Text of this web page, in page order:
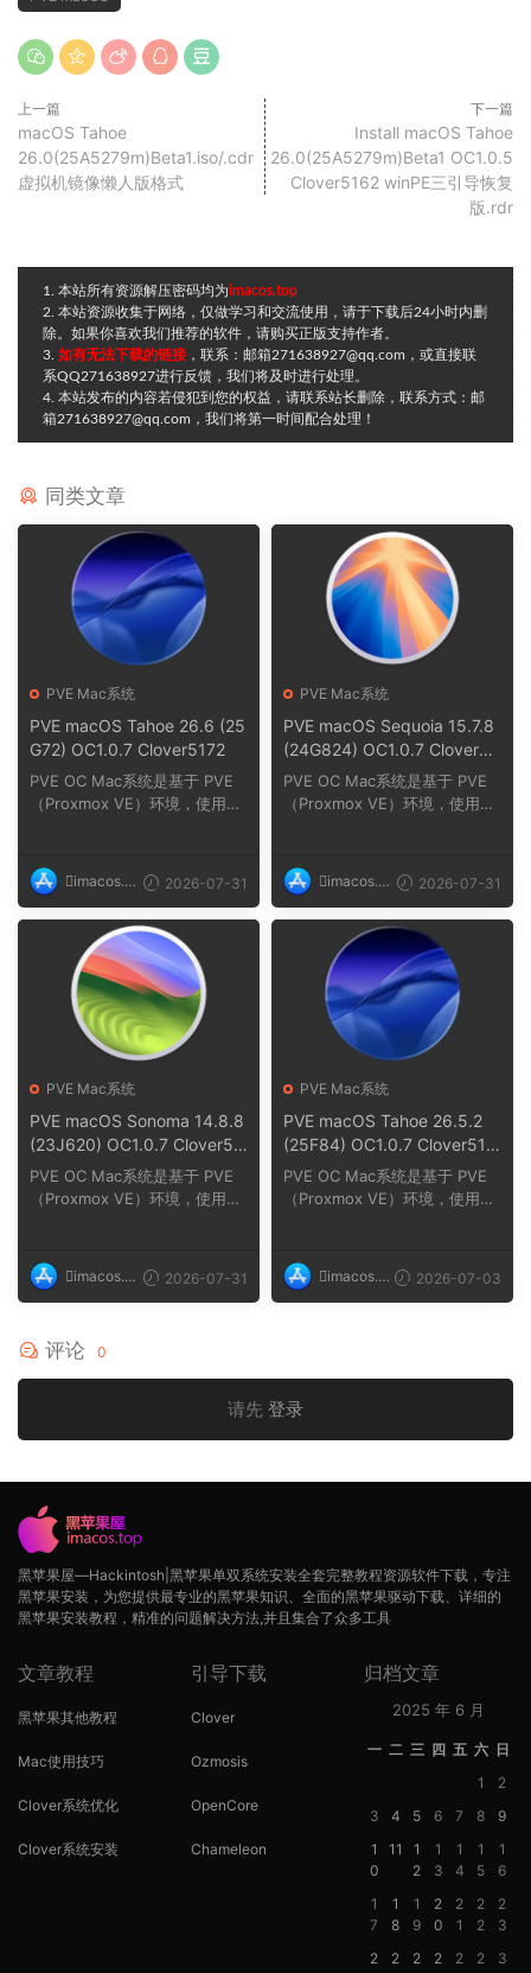
上一篇
macOS Tahoe
26.0(25A5279m)Beta1.iso/.cdr
虚拟机镜像懒人版格式
下一篇
Install macOS Tahoe
26.0(25A5279m)Beta1 OC1.0.5
Clover5162 winPE三引导恢复
版.rdr
1. 本站所有资源解压密码均为imacos.top
2. 本站资源收集于网络，仅做学习和交流使用，请于下载后24小时内删
除。如果你喜欢我们推荐的软件，请购买正版支持作者。
3. 如有无法下载的链接 ，联系：邮箱271638927@qq.com，或直接联
系QQ271638927进行反馈，我们将及时进行处理。
4. 本站发布的内容若侵犯到您的权益，请联系站长删除，联系方式：邮
箱271638927@qq.com，我们将第一时间配合处理！
同类文章
PVE Mac系统
PVE macOS Tahoe 26.6 (25
G72) OC1.0.7 Clover5172
PVE OC Mac系统是基于 PVE
（Proxmox VE）环境，使用O
imacos.t
op
2026-07-31
PVE Mac系统
PVE macOS Sequoia 15.7.8
(24G824) OC1.0.7 Clover51
72
PVE OC Mac系统是基于 PVE
（Proxmox VE）环境，使用O
imacos.t
op
2026-07-31
PVE Mac系统
PVE macOS Sonoma 14.8.8
(23J620) OC1.0.7 Clover51
72
PVE OC Mac系统是基于 PVE
（Proxmox VE）环境，使用O
imacos.t
op
2026-07-31
PVE Mac系统
PVE macOS Tahoe 26.5.2
(25F84) OC1.0.7 Clover517
2
PVE OC Mac系统是基于 PVE
（Proxmox VE）环境，使用O
imacos.t
op
2026-07-03
评论 0
请先 登录
黑苹果屋—Hackintosh|黑苹果单双系统安装全套完整教程资源软件下载，专注
黑苹果安装，为您提供最专业的黑苹果知识、全面的黑苹果驱动下载、详细的
黑苹果安装教程，精准的问题解决方法,并且集合了众多工具
文章教程
黑苹果其他教程
Mac使用技巧
Clover系统优化
Clover系统安装
引导下载
Clover
Ozmosis
OpenCore
Chameleon
归档文章
2025 年 6 月
一 二 三 四 五 六 日
1
2
3
4 5 6 7 8
9
1
0
11
1
2
1
3
1
4
1
5
1
6
1
7
1
8
1
9
2
0
2
1
2
2
2
3
2
2
2
2
2
2
3